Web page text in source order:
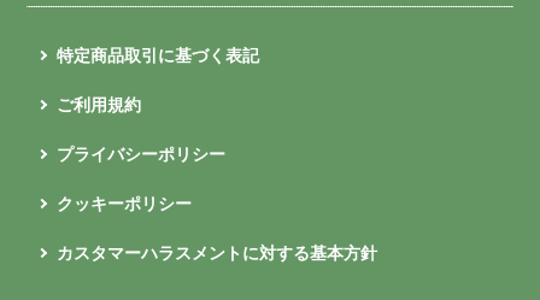
特定商品取引に基づく表記
ご利用規約
プライバシーポリシー
クッキーポリシー
カスタマーハラスメントに対する基本方針